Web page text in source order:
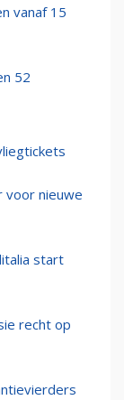
vanaf 15
52
voor nieuwe
start
recht op